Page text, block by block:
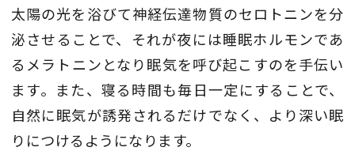
太陽の光を浴びて神経伝達物質のセロトニンを分
泌させることで、それが夜には睡眠ホルモンであ
るメラトニンとなり眠気を呼び起こすのを手伝い
ます。また、寝る時間も毎日一定にすることで、
自然に眠気が誘発されるだけでなく、より深い眠
りにつけるようになります。